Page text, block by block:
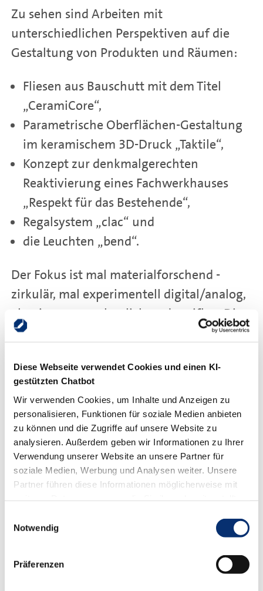
Diese Webseite verwendet Cookies und einen KI-
gestützten Chatbot
Wir verwenden Cookies, um Inhalte und Anzeigen zu
personalisieren, Funktionen für soziale Medien anbieten
zu können und die Zugriffe auf unsere Website zu
analysieren. Außerdem geben wir Informationen zu Ihrer
Verwendung unserer Website an unsere Partner für
soziale Medien, Werbung und Analysen weiter. Unsere
Partner führen diese Informationen möglicherweise mit
gesammelt haben.
Notwendig
Präferenzen
Zu sehen sind Arbeiten mit
unterschiedlichen Perspektiven auf die
Gestaltung von Produkten und Räumen:
Fliesen aus Bauschutt mit dem Titel
„CeramiCore“,
Parametrische Oberflächen-Gestaltung
im keramischem 3D-Druck „Taktile“,
Konzept zur denkmalgerechten
Reaktivierung eines Fachwerkhauses
„Respekt für das Bestehende“,
Regalsystem „clac“ und
die Leuchten „bend“.
Der Fokus ist mal materialforschend -
zirkulär, mal experimentell digital/analog,
aber immer anschaulich und greifbar. Die
Akademie erzählt die Geschichten hinter
einzigartige Designausbildung in Münster.
Zur machwerkschau stellt die Akademie
für Gestaltung in der machwerkhalle aus.
Termine:
Fr. 24.10.2025, 17 – 21 Uhr
Vernissage
Ausstellung